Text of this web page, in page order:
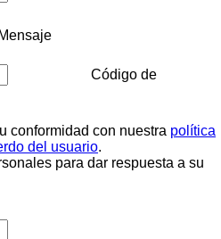
Mensaje
Código de
conformidad con nuestra política
del usuario.
para dar respuesta a su